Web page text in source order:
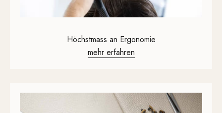
Höchstmass an Ergonomie
mehr erfahren